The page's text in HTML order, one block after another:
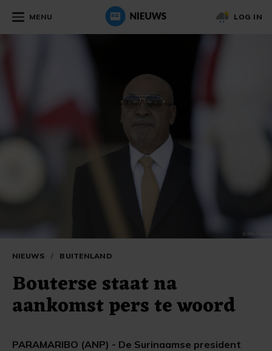
MENU LOG IN
NIEUWS / BUITENLAND
Bouterse staat na
aankomst pers te woord
PARAMARIBO (ANP) - De Surinaamse president